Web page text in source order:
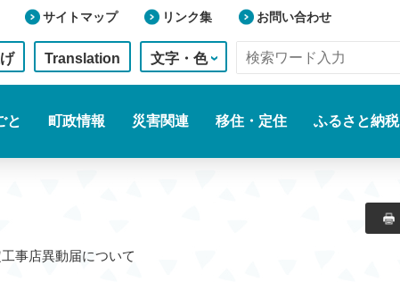
サイトマップ リンク集 お問い合わせ
Translation 文字・色
と 町政情報 災害関連 移住・定住 ふるさと納税
工事店異動届について